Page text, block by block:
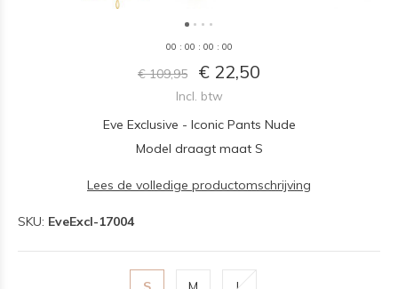
00 : 00 : 00 : 00
€ 109,95 € 22,50
Incl. btw
Eve Exclusive - Iconic Pants Nude
Model draagt maat S
Lees de volledige productomschrijving
SKU: EveExcl-17004